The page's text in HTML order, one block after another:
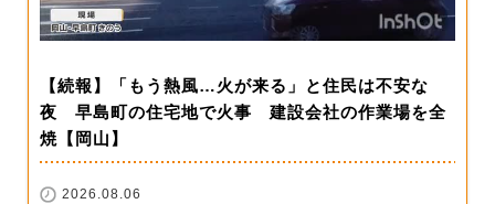
【続報】「もう熱風…火が来る」と住民は不安な
夜 早島町の住宅地で火事 建設会社の作業場を全
焼【岡山】
2026.08.06